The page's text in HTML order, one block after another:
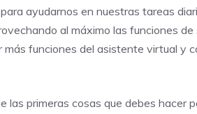
ayudarnos en nuestras tareas
al máximo las funciones
funciones del asistente virtual y
las primeras cosas que debes hacer